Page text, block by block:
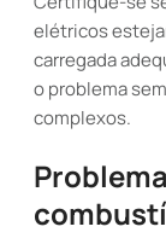
elétricos
carregada
o problema
complexos.